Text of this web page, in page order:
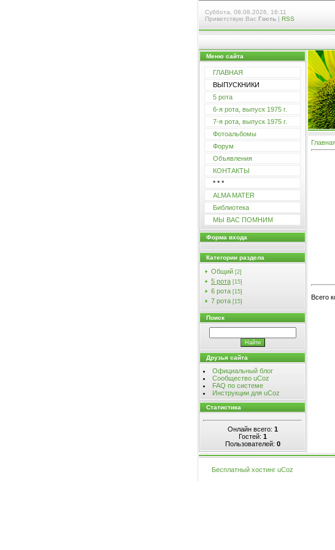
Суббота, 08.08.2026, 16:11
Приветствую Вас Гость | RSS
Меню сайта
ГЛАВНАЯ
ВЫПУСКНИКИ
5 рота
6-я рота, выпуск 1975 г.
7-я рота, выпуск 1975 г.
Фотоальбомы
Форум
Объявления
КОНТАКТЫ
* * *
ALMA MATER
Библиотека
МЫ ВАС ПОМНИМ
Форма входа
Категории раздела
Общий [2]
5 рота [15]
6 рота [15]
7 рота [15]
Поиск
Друзья сайта
Официальный блог
Сообщество uCoz
FAQ по системе
Инструкции для uCoz
Статистика
Онлайн всего: 1
Гостей: 1
Пользователей: 0
Всего
Бесплатный хостинг uCoz